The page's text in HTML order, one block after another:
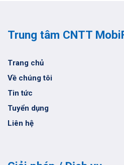
Trung tâm CNTT
Trang chủ
Về chúng tôi
Tin tức
Tuyển dụng
Liên hệ